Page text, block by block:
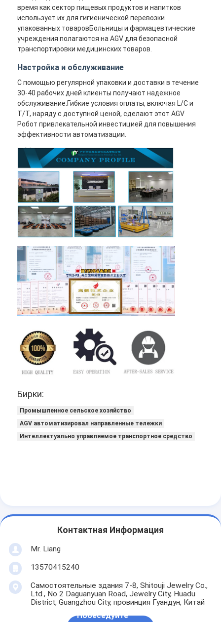
время как сектор пищевых продуктов и напитков
использует их для гигиенической перевозки
упакованных товаровБольницы и фармацевтические
учреждения полагаются на AGV для безопасной
транспортировки медицинских товаров.
Настройка и обслуживание
С помощью регулярной упаковки и доставки в течение
30-40 рабочих дней клиенты получают надежное
обслуживание.Гибкие условия оплаты, включая L/C и
T/T, наряду с доступной ценой, сделают этот AGV
Робот привлекательной инвестицией для повышения
эффективности автоматизации.
Бирки:
Промышленное сельское хозяйство
AGV автоматизировал направленные тележки
Интеллектуально управляемое транспортное средство
Контактная Информация
Mr. Liang
13570415240
Самостоятельные здания 7-8, Shitouji Jewelry Co.,
Ltd., No 2 Daguanyuan Road, Jewelry City, Huadu
District, Guangzhou City, провинция Гуандун, Китай
Побеседуйте